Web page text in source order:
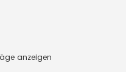
anzeigen